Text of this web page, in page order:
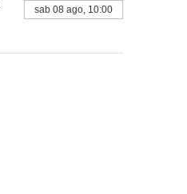
sab 08 ago, 10:00